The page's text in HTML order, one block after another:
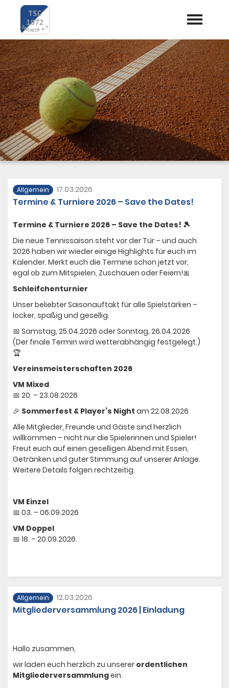
Startseite
Aktuelles
Termine
Vorstand
Trainer
Preise / Kosten
Dokumente
Vereinskalender
"Jetzt Mitglied werden"
Allgemein 17.03.2026
Termine & Turniere 2026 – Save the Dates!
Termine & Turniere 2026 – Save the Dates! 🎾
Die neue Tennissaison steht vor der Tür – und auch
2026 haben wir wieder einige Highlights für euch im
Kalender. Merkt euch die Termine schon jetzt vor,
egal ob zum Mitspielen, Zuschauen oder Feiern!🎀
Schleifchenturnier
Unser beliebter Saisonauftakt für alle Spielstärken –
locker, spaßig und gesellig.
📅 Samstag, 25.04.2026 oder Sonntag, 26.04.2026
(Der finale Termin wird wetterabhängig festgelegt.)
🏆
Vereinsmeisterschaften 2026
VM Mixed
📅 20. – 23.08.2026
🎉 Sommerfest & Player’s Night am 22.08.2026
Alle Mitglieder, Freunde und Gäste sind herzlich
willkommen – nicht nur die Spielerinnen und Spieler!
Freut euch auf einen geselligen Abend mit Essen,
Getränken und guter Stimmung auf unserer Anlage.
Weitere Details folgen rechtzeitig.
VM Einzel
📅 03. – 06.09.2026
VM Doppel
📅 18. – 20.09.2026
Allgemein 12.03.2026
Mitgliederversammlung 2026 | Einladung
Hallo zusammen,
wir laden euch herzlich zu unserer ordentlichen
Mitgliederversammlungein.